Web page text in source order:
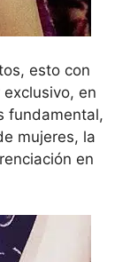
esto con
exclusivo, en
fundamental,
mujeres, la
en